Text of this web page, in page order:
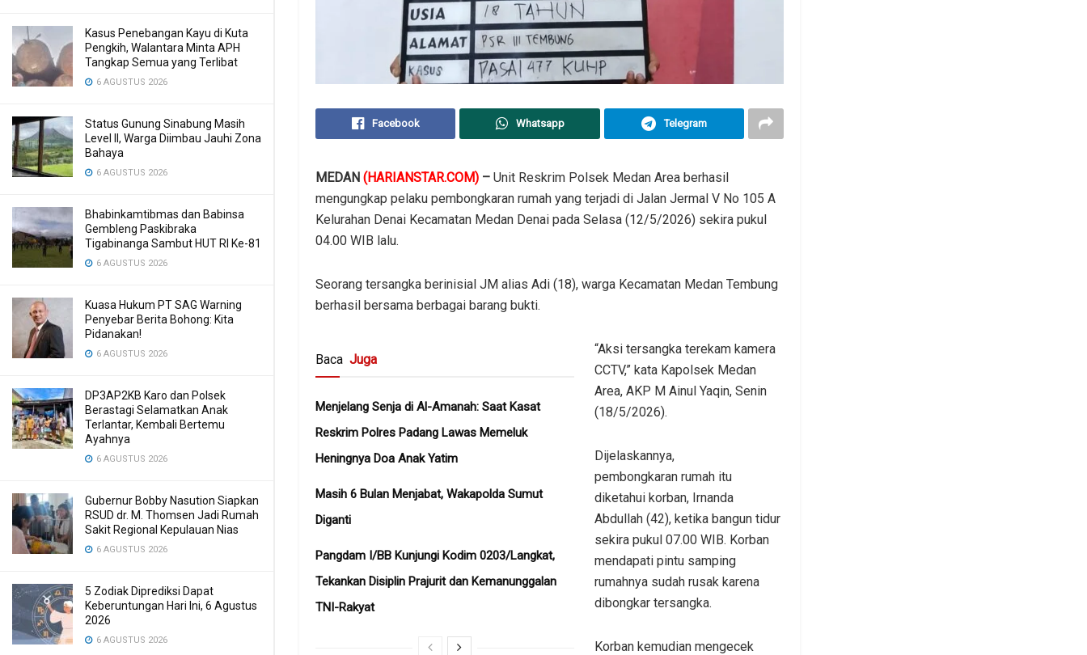
Kasus Penebangan Kayu di Kuta
Pengkih, Walantara Minta APH
Tangkap Semua yang Terlibat
6 AGUSTUS 2026
Status Gunung Sinabung Masih
Level II, Warga Diimbau Jauhi Zona
Bahaya
6 AGUSTUS 2026
Bhabinkamtibmas dan Babinsa
Gembleng Paskibraka
Tigabinanga Sambut HUT RI Ke-81
6 AGUSTUS 2026
Kuasa Hukum PT SAG Warning
Penyebar Berita Bohong: Kita
Pidanakan!
6 AGUSTUS 2026
DP3AP2KB Karo dan Polsek
Berastagi Selamatkan Anak
Terlantar, Kembali Bertemu
Ayahnya
6 AGUSTUS 2026
Gubernur Bobby Nasution Siapkan
RSUD dr. M. Thomsen Jadi Rumah
Sakit Regional Kepulauan Nias
6 AGUSTUS 2026
5 Zodiak Diprediksi Dapat
Keberuntungan Hari Ini, 6 Agustus
2026
6 AGUSTUS 2026
Facebook Whatsapp Telegram
MEDAN (HARIANSTAR.COM) – Unit Reskrim Polsek Medan Area berhasil
mengungkap pelaku pembongkaran rumah yang terjadi di Jalan Jermal V No 105 A
Kelurahan Denai Kecamatan Medan Denai pada Selasa (12/5/2026) sekira pukul
04.00 WIB lalu.
Seorang tersangka berinisial JM alias Adi (18), warga Kecamatan Medan Tembung
berhasil bersama berbagai barang bukti.
Baca Juga
Menjelang Senja di Al-Amanah: Saat Kasat
Reskrim Polres Padang Lawas Memeluk
Heningnya Doa Anak Yatim
Masih 6 Bulan Menjabat, Wakapolda Sumut
Diganti
Pangdam I/BB Kunjungi Kodim 0203/Langkat,
Tekankan Disiplin Prajurit dan Kemanunggalan
TNI-Rakyat
“Aksi tersangka terekam kamera
CCTV,” kata Kapolsek Medan
Area, AKP M Ainul Yaqin, Senin
(18/5/2026).
Dijelaskannya,
pembongkaran rumah itu
diketahui korban, Irnanda
Abdullah (42), ketika bangun tidur
sekira pukul 07.00 WIB. Korban
mendapati pintu samping
rumahnya sudah rusak karena
dibongkar tersangka.
Korban kemudian mengecek